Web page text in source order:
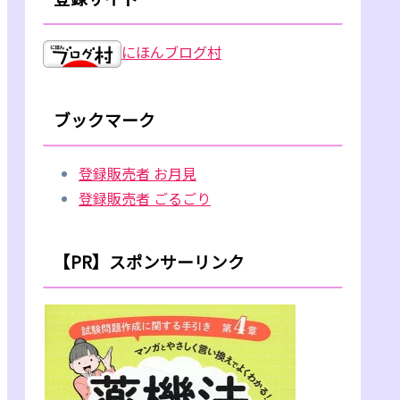
にほんブログ村
ブックマーク
登録販売者 お月見
登録販売者 ごるごり
【PR】スポンサーリンク